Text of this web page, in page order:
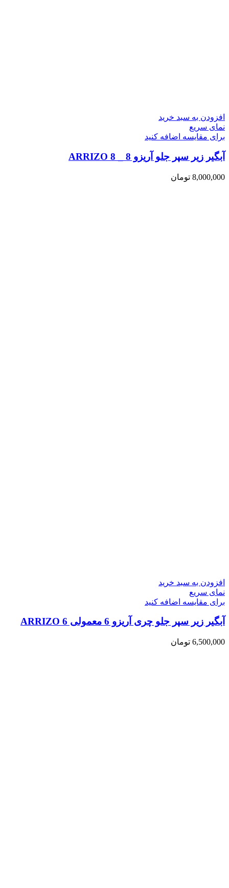
افزودن به سبد خرید
نمای سریع
برای مقایسه اضافه کنید
آبگیر زیر سپر جلو آریزو 8 _ ARRIZO 8
8,000,000 تومان
افزودن به سبد خرید
نمای سریع
برای مقایسه اضافه کنید
آبگیر زیر سپر جلو چری آریزو 6 معمولی ARRIZO 6
6,500,000 تومان